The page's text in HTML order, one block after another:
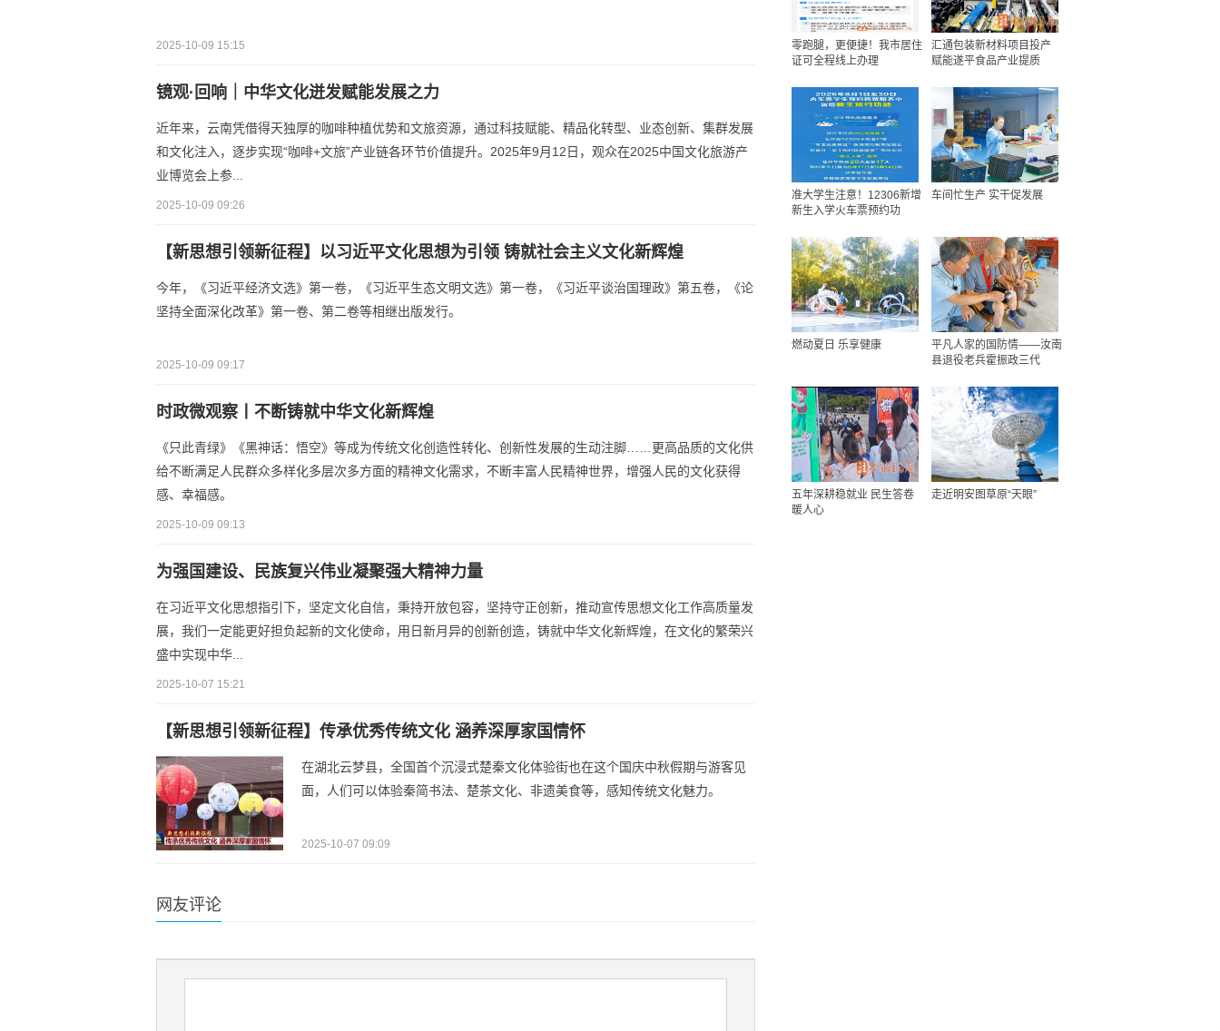
2025-10-09 15:15
镜观·回响｜中华文化迸发赋能发展之力
近年来，云南凭借得天独厚的咖啡种植优势和文旅资源，通过科技赋能、精品化转型、业态创新、集群发展
和文化注入，逐步实现“咖啡+文旅”产业链各环节价值提升。2025年9月12日，观众在2025中国文化旅游产
业博览会上参...
2025-10-09 09:26
【新思想引领新征程】以习近平文化思想为引领 铸就社会主义文化新辉煌
今年，《习近平经济文选》第一卷，《习近平生态文明文选》第一卷，《习近平谈治国理政》第五卷，《论
坚持全面深化改革》第一卷、第二卷等相继出版发行。
2025-10-09 09:17
时政微观察丨不断铸就中华文化新辉煌
《只此青绿》《黑神话：悟空》等成为传统文化创造性转化、创新性发展的生动注脚……更高品质的文化供
给不断满足人民群众多样化多层次多方面的精神文化需求，不断丰富人民精神世界，增强人民的文化获得
感、幸福感。
2025-10-09 09:13
为强国建设、民族复兴伟业凝聚强大精神力量
在习近平文化思想指引下，坚定文化自信，秉持开放包容，坚持守正创新，推动宣传思想文化工作高质量发
展，我们一定能更好担负起新的文化使命，用日新月异的创新创造，铸就中华文化新辉煌，在文化的繁荣兴
盛中实现中华...
2025-10-07 15:21
【新思想引领新征程】传承优秀传统文化 涵养深厚家国情怀
在湖北云梦县，全国首个沉浸式楚秦文化体验街也在这个国庆中秋假期与游客见
面，人们可以体验秦简书法、楚茶文化、非遗美食等，感知传统文化魅力。
2025-10-07 09:09
网友评论
零跑腿，更便捷！我市居住
证可全程线上办理
汇通包装新材料项目投产
赋能遂平食品产业提质
准大学生注意！12306新增
新生入学火车票预约功
车间忙生产 实干促发展
燃动夏日 乐享健康
平凡人家的国防情——汝南
县退役老兵霍振政三代
五年深耕稳就业 民生答卷
暖人心
走近明安图草原“天眼”